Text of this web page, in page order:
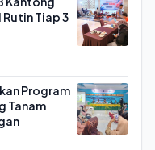
Rutin Tiap 3
Program
Tanam